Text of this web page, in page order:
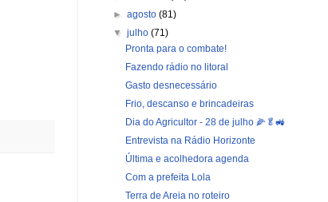
►agosto(81)
▼julho(71)
Pronta para o combate!
Fazendo rádio no litoral
Gasto desnecessário
Frio, descanso e brincadeiras
Dia do Agricultor - 28 de julho 🌽🥬🚜
Entrevista na Rádio Horizonte
Última e acolhedora agenda
Com a prefeita Lola
Terra de Areia no roteiro